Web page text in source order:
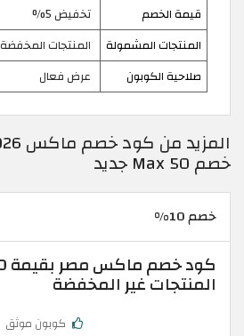
قيمة الخصم
تخفيض 5%
المنتجات المشمولة
المنتجات المخفضة
صلاحية الكوبون
عرض فعال
خصم Max 50 جديد
خصم 10%
المنتجات غير المخفضة
كوبون موثق